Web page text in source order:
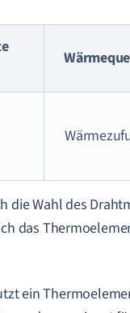
die Wahl des
das
ein